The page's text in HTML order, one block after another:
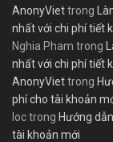
AnonyViettrong
nhất với chi phí tiết
Nghia Pham trong
nhất với chi phí tiết
AnonyViettrong
phí cho tài khoản
loctrong Hướng
tài khoản mới